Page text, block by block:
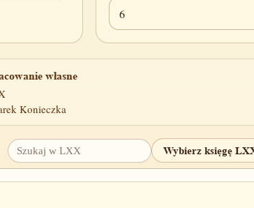
6
własne
Konieczka